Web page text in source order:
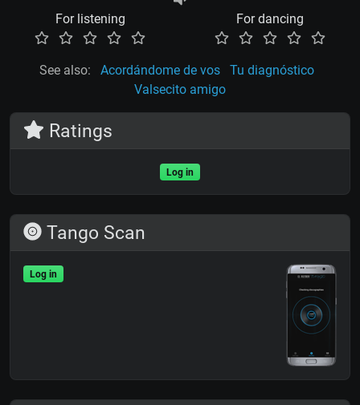
For listening For dancing
See also: Acordándome de vos
Tu diagnóstico
Valsecito amigo
Ratings
Log in
Tango Scan
Log in